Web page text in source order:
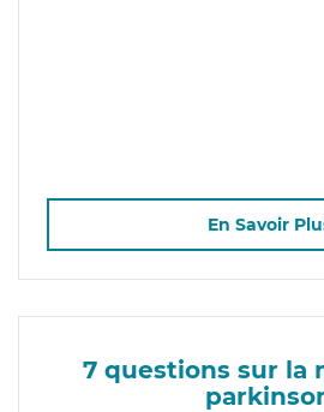
En Savoir
7 questions sur la